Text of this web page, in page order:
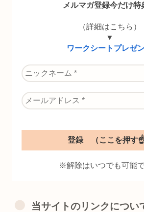
メルマガ登録今だけ特
（詳細はこちら）
▼
ワークシートプレゼ
※解除はいつでも可能で
当サイトのリンクについ